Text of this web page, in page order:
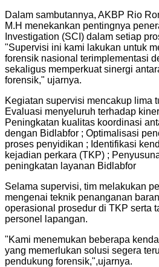
Dalam sambutannya, AKBP Rio
M.H menekankan pentingnya
Investigation (SCI) dalam setiap
"Supervisi ini kami lakukan untuk
forensik nasional terimplementasi
sekaligus memperkuat sinergi
forensik," ujarnya.
Kegiatan supervisi mencakup lima
Evaluasi menyeluruh terhadap
Peningkatan kualitas koordinasi
dengan Bidlabfor ; Optimalisasi
proses penyidikan ; Identifikasi
kejadian perkara (TKP) ;
peningkatan layanan Bidlabfor
Selama supervisi, tim melakukan
mengenai teknik penanganan
operasional prosedur di TKP serta
personel lapangan.
"Kami menemukan beberapa
yang memerlukan solusi segera
pendukung forensik,",ujarnya.